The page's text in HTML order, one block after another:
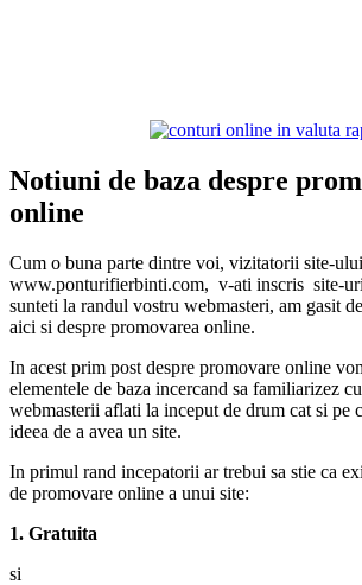
Notiuni de baza despre
online
Cum o buna parte dintre voi, vizitatorii site-ului
www.ponturifierbinti.com, v-ati inscris site-
sunteti la randul vostru webmasteri, am gasit
aici si despre promovarea online.
In acest prim post despre promovare online
elementele de baza incercand sa familiarizez
webmasterii aflati la inceput de drum cat si pe
ideea de a avea un site.
In primul rand incepatorii ar trebui sa stie ca
de promovare online a unui site:
1. Gratuita
si